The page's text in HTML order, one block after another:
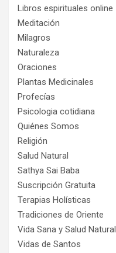
Libros espirituales online
Meditación
Milagros
Naturaleza
Oraciones
Plantas Medicinales
Profecías
Psicologia cotidiana
Quiénes Somos
Religión
Salud Natural
Sathya Sai Baba
Suscripción Gratuita
Terapias Holísticas
Tradiciones de Oriente
Vida Sana y Salud Natural
Vidas de Santos